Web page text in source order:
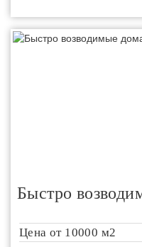
Быстро
Цена от 10000 м2